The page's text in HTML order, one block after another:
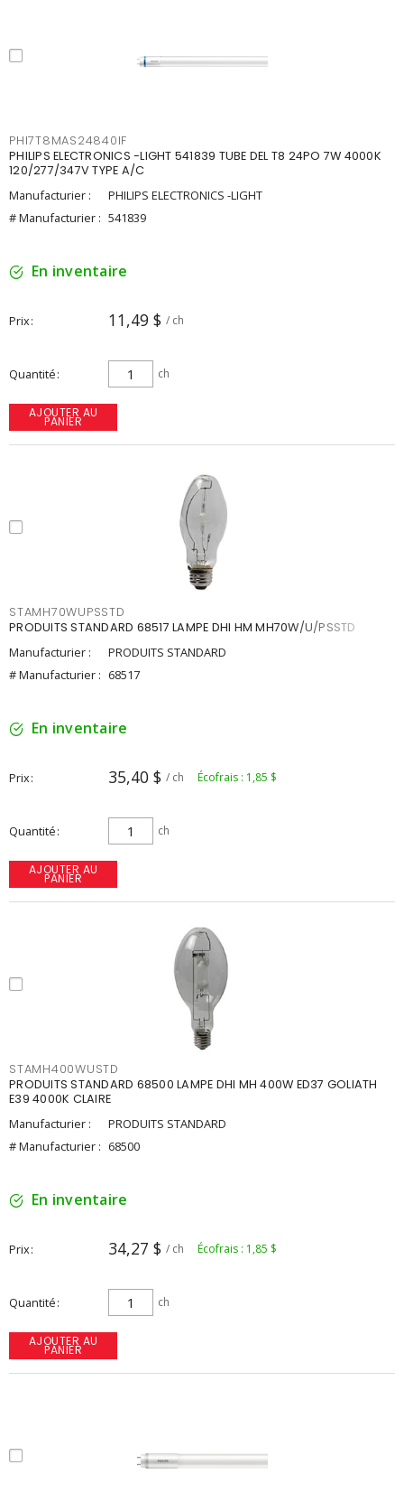
PHI7T8MAS24840IF
PHILIPS ELECTRONICS -LIGHT 541839 TUBE DEL T8 24PO 7W 4000K
120/277/347V TYPE A/C
Manufacturier :
PHILIPS ELECTRONICS -LIGHT
# Manufacturier : 541839
En inventaire
Prix 11,49 $ / ch
Quantité ch
AJOUTER AU
PANIER
STAMH70WUPSSTD
PRODUITS STANDARD 68517 LAMPE DHI HM MH70W/U/PSSTD
Manufacturier :
PRODUITS STANDARD
# Manufacturier : 68517
En inventaire
Prix 35,40 $ / ch Écofrais : 1,85 $
Quantité ch
AJOUTER AU
PANIER
STAMH400WUSTD
PRODUITS STANDARD 68500 LAMPE DHI MH 400W ED37 GOLIATH
E39 4000K CLAIRE
Manufacturier :
PRODUITS STANDARD
# Manufacturier : 68500
En inventaire
Prix 34,27 $ / ch Écofrais : 1,85 $
Quantité ch
AJOUTER AU
PANIER